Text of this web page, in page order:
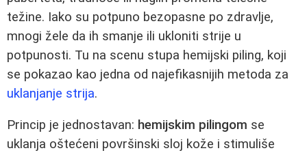
težine. Iako su potpuno bezopasne po zdravlje,
mnogi žele da ih smanje ili ukloniti strije u
potpunosti. Tu na scenu stupa hemijski piling, koji
se pokazao kao jedna od najefikasnijih metoda za
uklanjanje strija.
Princip je jednostavan: hemijskim pilingom se
uklanja oštećeni površinski sloj kože i stimuliše